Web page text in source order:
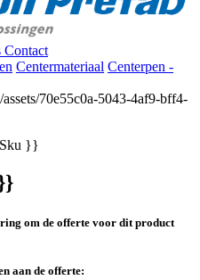
Contact
Centermateriaal Centerpen -
}}
om de offerte voor dit product
aan de offerte: